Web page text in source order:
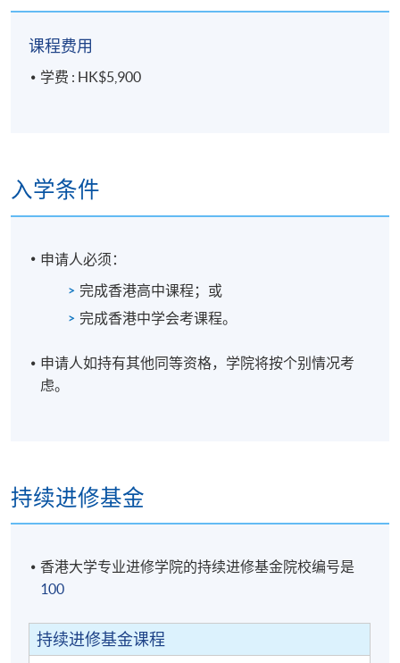
8. 人工智能提示工程
人工智能回应使用者的提示设计
个人习作 (60%)
小组习作 (30%)
学衔
视频制作的人工智能应用） 」。
證書(單元 : 文書處理及視頻製作的人工智能應用)
报名代码
时间
7:00pm - 10:00pm
地点
TBC
课程费用
学费 : HK$5,900
入学条件
申请人必须：
完成香港高中课程；或
完成香港中学会考课程。
申请人如持有其他同等资格，学院将按个别情况考
虑。
持续进修基金
香港大学专业进修学院的持续进修基金院校编号是
100
持续进修基金课程